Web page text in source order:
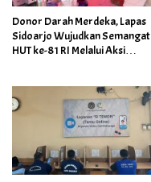
Donor Darah Merdeka, Lapas
Sidoarjo Wujudkan Semangat
HUT ke-81 RI Melalui Aksi